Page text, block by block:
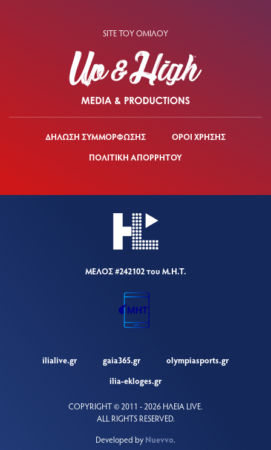
SITE ΤΟΥ ΟΜΙΛΟΥ
ΔΗΛΩΣΗ ΣΥΜΜΟΡΦΩΣΗΣ
ΟΡΟΙ ΧΡΗΣΗΣ
ΠΟΛΙΤΙΚΗ ΑΠΟΡΡΗΤΟΥ
ΜΕΛΟΣ #242102 του Μ.Η.Τ.
ilialive.gr gaia365.gr
olympiasports.gr
ilia-ekloges.gr
COPYRIGHT © 2011 - 2026 ΗΛΕΙΑ LIVE.
ALL RIGHTS RESERVED.
Developed by Nuevvo.